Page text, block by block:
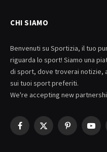
CHI SIAMO
Benvenuti su Sportizia, il tuo
riguarda lo sport! Siamo una
di sport, dove troverai notizie,
sui tuoi sport preferiti.
We're accepting new
Facebook
X
Pinterest